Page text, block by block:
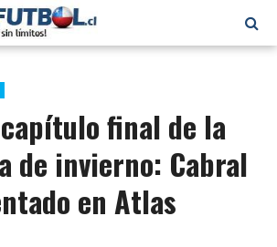
final de la
de invierno: Cabral
en Atlas